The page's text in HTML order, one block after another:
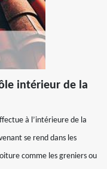
intérieur de la
à l’intérieure de la
se rend dans les
comme les greniers ou